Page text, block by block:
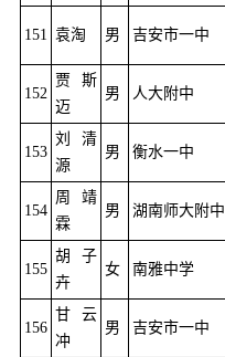
151 袁淘 男 吉安市一中
152
贾斯
迈
男 人大附中
153
刘清
源
男 衡水一中
154
周靖
霖
男 湖南师大附中
155
胡子
卉
女 南雅中学
156
甘云
冲
男 吉安市一中